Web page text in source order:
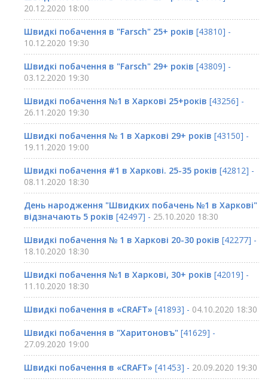
20.12.2020 18:00
Швидкі побачення в "Farsch" 25+ років [43810] -
10.12.2020 19:30
Швидкі побачення в "Farsch" 29+ років [43809] -
03.12.2020 19:30
Швидкі побачення №1 в Харкові 25+років [43256] -
26.11.2020 19:30
Швидкі побачення № 1 в Харкові 29+ років [43150] -
19.11.2020 19:00
Швидкі побачення #1 в Харкові. 25-35 років [42812] -
08.11.2020 18:30
День народження "Швидких побачень №1 в Харкові"
відзначають 5 років [42497] - 25.10.2020 18:30
Швидкі побачення № 1 в Харкові 20-30 років [42277] -
18.10.2020 18:30
Швидкі побачення №1 в Харкові, 30+ років [42019] -
11.10.2020 18:30
Швидкі побачення в «CRAFT» [41893] - 04.10.2020 18:30
Швидкі побачення в "Харитоновъ" [41629] -
27.09.2020 19:00
Швидкі побачення в «CRAFT» [41453] - 20.09.2020 19:30